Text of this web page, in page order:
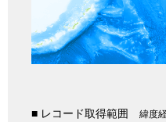
■ レコード取得範囲 緯度